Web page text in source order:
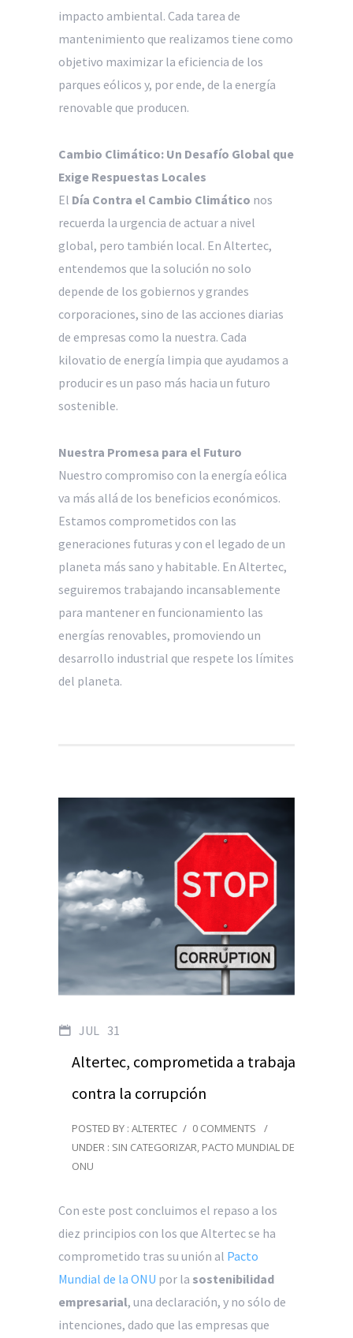
impacto ambiental. Cada tarea de
mantenimiento que realizamos tiene como
objetivo maximizar la eficiencia de los
parques eólicos y, por ende, de la energía
renovable que producen.
Cambio Climático: Un Desafío Global que
Exige Respuestas Locales
El Día Contra el Cambio Climático nos
recuerda la urgencia de actuar a nivel
global, pero también local. En Altertec,
entendemos que la solución no solo
depende de los gobiernos y grandes
corporaciones, sino de las acciones diarias
de empresas como la nuestra. Cada
kilovatio de energía limpia que ayudamos a
producir es un paso más hacia un futuro
sostenible.
Nuestra Promesa para el Futuro
Nuestro compromiso con la energía eólica
va más allá de los beneficios económicos.
Estamos comprometidos con las
generaciones futuras y con el legado de un
planeta más sano y habitable. En Altertec,
seguiremos trabajando incansablemente
para mantener en funcionamiento las
energías renovables, promoviendo un
desarrollo industrial que respete los límites
del planeta.
JUL 31
Altertec, comprometida a trabajar
contra la corrupción
POSTED BY : ALTERTEC / 0 COMMENTS
/
UNDER : SIN CATEGORIZAR, PACTO MUNDIAL DE LA
ONU
Con este post concluimos el repaso a los
diez principios con los que Altertec se ha
comprometido tras su unión al Pacto
Mundial de la ONU por la sostenibilidad
empresarial, una declaración, y no sólo de
intenciones, dado que las empresas que